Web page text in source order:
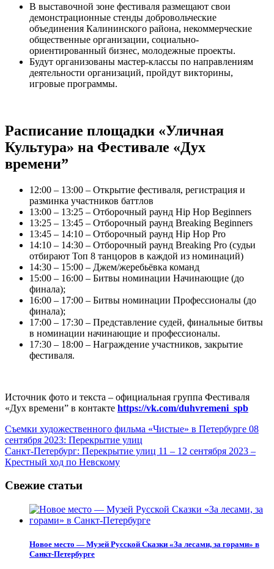
В выставочной зоне фестиваля размещают свои
демонстрационные стенды добровольческие
объединения Калининского района, некоммерческие
общественные организации, социально-
ориентированный бизнес, молодежные проекты.
Будут организованы мастер-классы по направлениям
деятельности организаций, пройдут викторины,
игровые программы.
Расписание площадки «Уличная
Культура» на Фестивале «Дух
времени”
12:00 – 13:00 – Открытие фестиваля, регистрация и
разминка участников баттлов
13:00 – 13:25 – Отборочный раунд Hip Hop Beginners
13:25 – 13:45 – Отборочный раунд Breaking Beginners
13:45 – 14:10 – Отборочный раунд Hip Hop Pro
14:10 – 14:30 – Отборочный раунд Breaking Pro (судьи
отбирают Топ 8 танцоров в каждой из номинаций)
14:30 – 15:00 – Джем/жеребьёвка команд
15:00 – 16:00 – Битвы номинации Начинающие (до
финала);
16:00 – 17:00 – Битвы номинации Профессионалы (до
финала);
17:00 – 17:30 – Представление судей, финальные битвы
в номинации начинающие и профессионалы.
17:30 – 18:00 – Награждение участников, закрытие
фестиваля.
Источник фото и текста – официальная группа Фестиваля
«Дух времени” в контакте https://vk.com/duhvremeni_spb
Навигация
по
записям
Съемки художественного фильма «Чистые» в Петербурге 08
сентября 2023: Перекрытие улиц
Санкт-Петербург: Перекрытие улиц 11 – 12 сентября 2023 –
Крестный ход по Невскому
Свежие статьи
Новое место — Музей Русской Сказки «За лесами, за горами» в
Санкт-Петербурге